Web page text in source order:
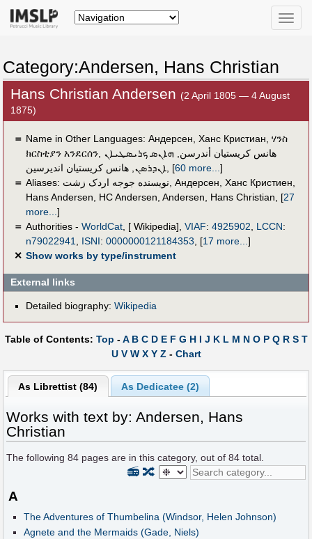
Toggle
Category:Andersen, Hans Christian
Hans Christian Andersen (2 April 1805 — 4 August
1875)
＝ Name in Other Languages: Андерсен, Ханс Кристиан, ሃንስ
ክርስቲያን አንደርሰን, هانس كريستيان أندرسن, ܗܐܢܣ ܟܪܝܣܛܝܐܢ
ܐܢܕܪܣܢ,هانس کریستیان اندیرسین , [ 60 more...]
＝ Aliases: نویسنده جوجه اردک زشت, Андерсен, Ханс Кристиен,
Hans Andersen, HC Andersen, Andersen, Hans Christian, [27
more...]
＝ Authorities - WorldCat, [ Wikipedia], VIAF: 4925902, LCCN:
n79022941, ISNI: 0000000121184353, [17 more...]
✕ Show works by type/instrument
External links
Detailed biography: Wikipedia
Table of Contents: Top -A B C D E F G H I J K L M N O P Q R S T
U V W X Y Z- Chart
As Librettist (84) As Dedicatee (2)
Works with text by: Andersen, Hans
Christian
The following84 pages are in this category, out of84 total.
🔀
📻
A
The Adventures of Thumbelina (Windsor, Helen Johnson)
Agnete and the Mermaids (Gade, Niels)